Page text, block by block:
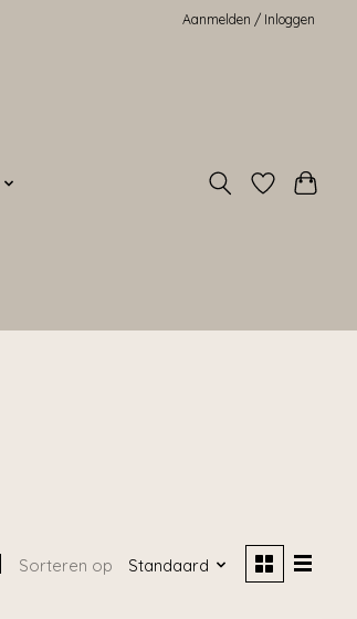
Aanmelden / Inloggen
Sorteren op Standaard